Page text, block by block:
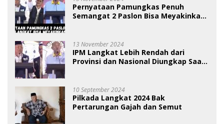
Pernyataan Pamungkas Penuh
Semangat 2 Paslon Bisa Meyakinkan
13 November 2024
IPM Langkat Lebih Rendah dari
Provinsi dan Nasional Diungkap Saat
10 September 2024
Pilkada Langkat 2024 Bak
Pertarungan Gajah dan Semut